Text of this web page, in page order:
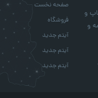
صفحه نخست
فروشگاه
آیتم جدید
آیتم جدید
آیتم جدید
و
و